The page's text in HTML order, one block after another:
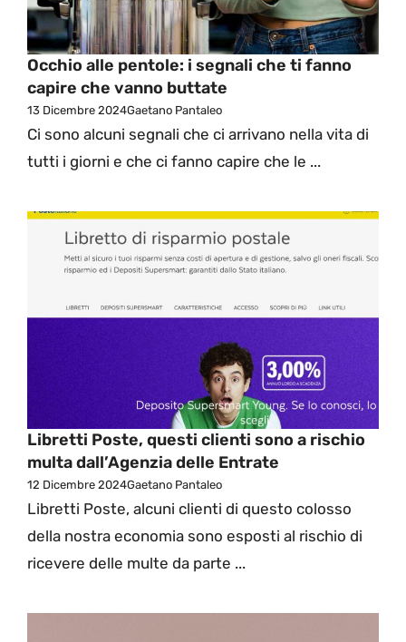
Occhio alle pentole: i segnali che ti fanno
capire che vanno buttate
13 Dicembre 2024Gaetano Pantaleo
Ci sono alcuni segnali che ci arrivano nella vita di
tutti i giorni e che ci fanno capire che le ...
Libretti Poste, questi clienti sono a rischio
multa dall’Agenzia delle Entrate
12 Dicembre 2024Gaetano Pantaleo
Libretti Poste, alcuni clienti di questo colosso
della nostra economia sono esposti al rischio di
ricevere delle multe da parte ...